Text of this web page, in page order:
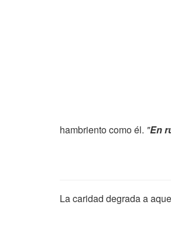
hambriento como él. "En
La caridad degrada a